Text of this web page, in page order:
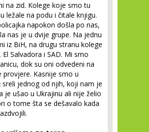
na zid. Kolege koje smo tu
ležale na podu i čitale knjigu.
napokon došla po nas,
nas je u dvije grupe. Na jednu
iz BiH, na drugu stranu kolege
El Salvadora i SAD. Mi smo
dok su oni odvedeni na
provjere. Kasnije smo u
sreli jednog od njih, koji nam je
je ušao u Ukrajinu ali nije želio
o tome šta se dešavalo kada